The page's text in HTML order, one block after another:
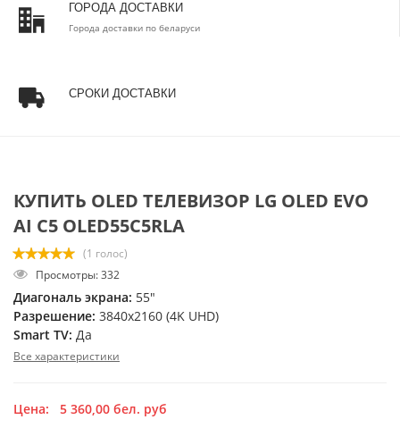
ГОРОДА ДОСТАВКИ
Города доставки по беларуси
СРОКИ ДОСТАВКИ
КУПИТЬ OLED ТЕЛЕВИЗОР LG OLED EVO
AI C5 OLED55C5RLA
(1 голос)
Просмотры: 332
Диагональ экрана: 55"
Разрешение: 3840x2160 (4K UHD)
Smart TV: Да
Все характеристики
Цена: 5 360,00 бел. руб